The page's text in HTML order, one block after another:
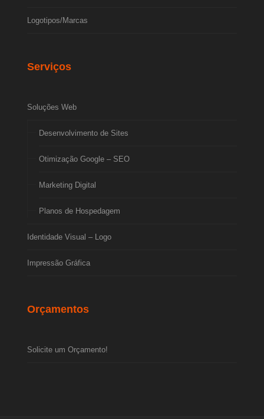
Logotipos/Marcas
Serviços
Soluções Web
Desenvolvimento de Sites
Otimização Google – SEO
Marketing Digital
Planos de Hospedagem
Identidade Visual – Logo
Impressão Gráfica
Orçamentos
Solicite um Orçamento!